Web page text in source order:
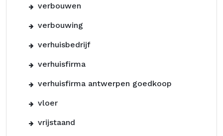
verbouwen
verbouwing
verhuisbedrijf
verhuisfirma
verhuisfirma antwerpen goedkoop
vloer
vrijstaand